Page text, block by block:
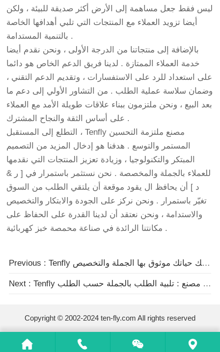
ليس فقط جعل مساهمة إلى الأرض أكثر صديقة للبيئة ، ولكن
أيضا تزويد العملاء مع المنتجات التي تلبي أهدافها الخاصة
بالتنمية المستدامة .
بالإضافة إلى منتجاتنا من الدرجة الأولى ، ونحن نقدم أيضا
خدمة العملاء الممتازة . لدينا فريق الدعم الخاص هو دائما
على استعداد للرد على الاستفسارات ، وتقديم الدعم التقني ،
وضمان سلاسة عملية الطلب . من التشاور الأولي إلى دعم ما
بعد البيع ، ونحن ملتزمون ببناء علاقات طويلة الأمد مع العملاء
على أساس الثقة والنجاح المشترك .
التطلع إلى المستقبل ، Tenfly مصنع ملتزمة التحسين
المستمر والتوسع . هدفنا هو إدخال المزيد من التصميم
المبتكر والتكنولوجيا ، وزيادة تعزيز المنتجات التي نقدمها
للعملاء بالجملة والمخصصة . نحن نستثمر باستمرار في [ ر &
د ] أن يحافظ ال يقود موقعة أن يلتقي الطلب من السوق
تغيّر باستمرار . ونحن نركز على الجودة والابتكار والتخصيص
والاستدامة ، ونحن نعتقد أن لدينا القدرة على الحفاظ على
مكانتنا الرائدة في صناعة محمصة خبز كهربائية .
Previous : Tenfly مطحنة اللحوم : شريك حياتك موثوق بها الجملة والتخصيص
Next : Tenfly القهوة آلة مصنع : تلبية الطلب بالجملة حسب الطلب
Copyright © 2002-2024 ten-fly.com All rights reserved